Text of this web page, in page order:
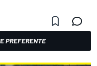
PREFERENTE